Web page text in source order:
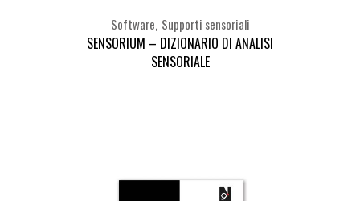
Software Supporti sensoriali
SENSORIUM – DIZIONARIO DI ANALISI
SENSORIALE